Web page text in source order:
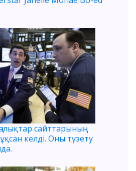
сайттарының
келді. Оны түзету